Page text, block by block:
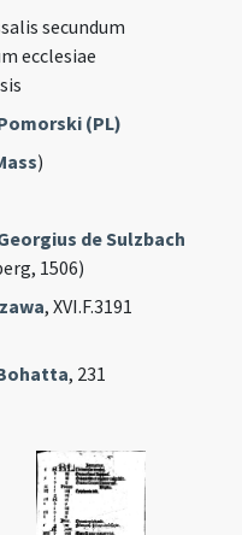
secundum
ecclesiae
(PL)
)
de Sulzbach
1506)
, XVI.F.3191
, 231